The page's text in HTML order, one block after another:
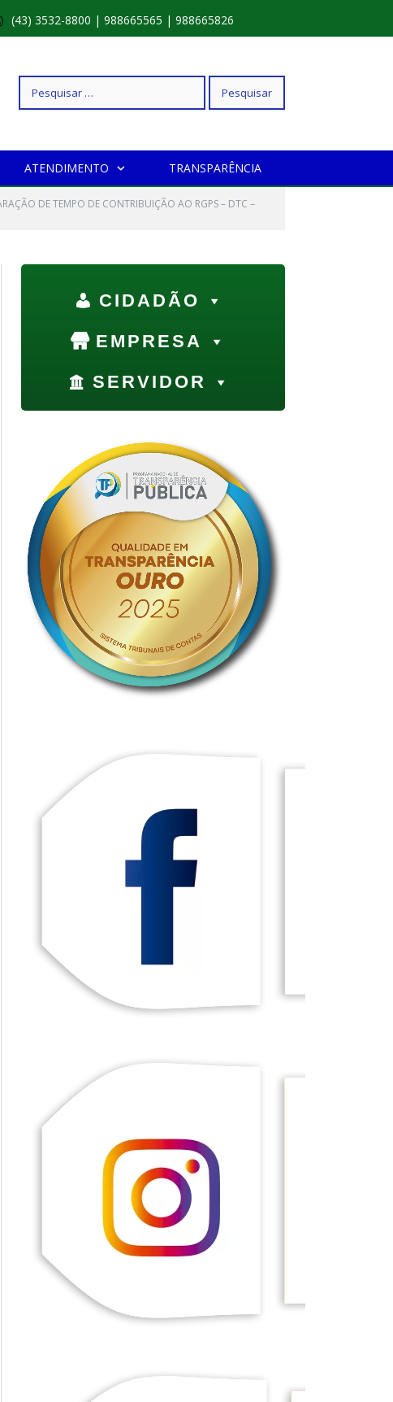
(43) 3532-8800 | 988665565 | 988665826
Pesquisar
por:
ATENDIMENTO TRANSPARÊNCIA
DE TEMPO DE CONTRIBUIÇÃO AO RGPS – DTC –
CIDADÃO
EMPRESA
SERVIDOR